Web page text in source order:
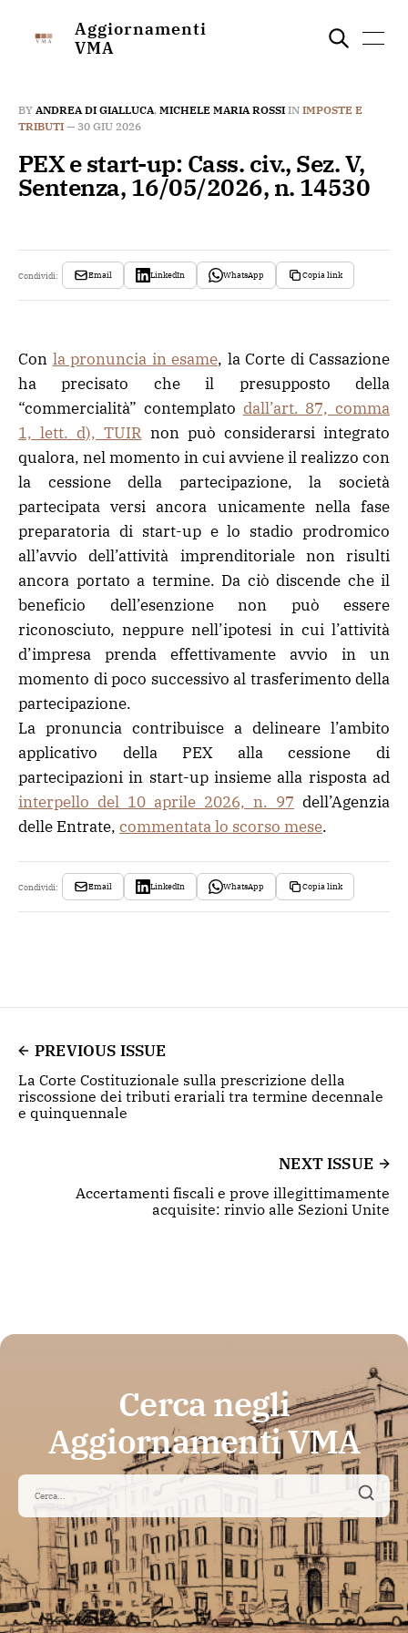
Aggiornamenti
VMA
BY ANDREA DI GIALLUCA, MICHELE MARIA ROSSI IN IMPOSTE E
TRIBUTI — 30 GIU 2026
PEX e start-up: Cass. civ., Sez. V,
Sentenza, 16/05/2026, n. 14530
Condividi: Email LinkedIn WhatsApp Copia link
Con la pronuncia in esame, la Corte di Cassazione
ha precisato che il presupposto della
“commercialità” contemplato dall’art. 87, comma
1, lett. d), TUIRnon può considerarsi integrato
qualora, nel momento in cui avviene il realizzo con
la cessione della partecipazione, la società
partecipata versi ancora unicamente nella fase
preparatoria di start-up e lo stadio prodromico
all’avvio dell’attività imprenditoriale non risulti
ancora portato a termine. Da ciò discende che il
beneficio dell’esenzione non può essere
riconosciuto, neppure nell’ipotesi in cui l’attività
d’impresa prenda effettivamente avvio in un
momento di poco successivo al trasferimento della
partecipazione.
La pronuncia contribuisce a delineare l’ambito
applicativo della PEX alla cessione di
partecipazioni in start-up insieme alla risposta ad
interpello del 10 aprile 2026, n. 97 dell’Agenzia
delle Entrate, commentata lo scorso mese.
Condividi: Email LinkedIn WhatsApp Copia link
PREVIOUS ISSUE
La Corte Costituzionale sulla prescrizione della
riscossione dei tributi erariali tra termine decennale
e quinquennale
NEXT ISSUE
Accertamenti fiscali e prove illegittimamente
acquisite: rinvio alle Sezioni Unite
Cerca negli
Aggiornamenti VMA